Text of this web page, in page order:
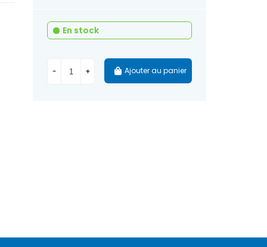
En stock
- + Ajouter au panier